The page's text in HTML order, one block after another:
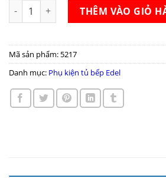
Tủ đồ khô 6 tầng Edel GK06-450/450S
THÊM VÀO GIỎ
Mã sản phẩm: 5217
Danh mục: Phụ kiện tủ bếp Edel